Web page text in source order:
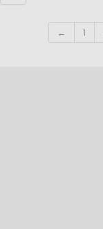
← 1